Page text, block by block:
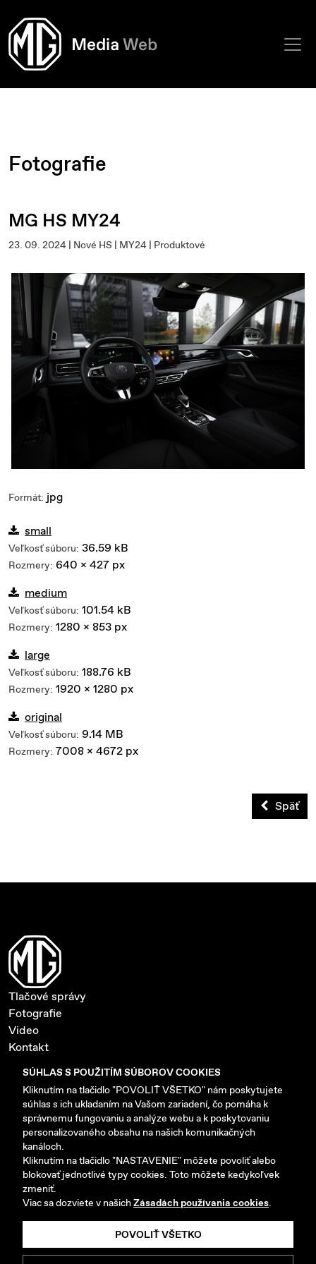
Fotografie
MG HS MY24
23. 09. 2024 | Nové HS | MY24 | Produktové
Formát: jpg
small
Veľkosť súboru: 36.59 kB
Rozmery: 640 x 427 px
medium
Veľkosť súboru: 101.54 kB
Rozmery: 1280 x 853 px
large
Veľkosť súboru: 188.76 kB
Rozmery: 1920 x 1280 px
original
Veľkosť súboru: 9.14 MB
Rozmery: 7008 x 4672 px
Späť
Tlačové správy
Fotografie
Video
Kontakt
Ochrana súkromia a cookies
Nastavenie cookies
www.mgmotor-slovakia.sk
Copyright © 2026 AB MOTORS SK s.r.o. Všetky práva
vyhradené.
Picabo.cz, a.s.
SÚHLAS S POUŽITÍM SÚBOROV COOKIES
Kliknutím na tlačidlo "POVOLIŤ VŠETKO" nám poskytujete
súhlas s ich ukladaním na Vašom zariadení, čo pomáha k
správnemu fungovaniu a analýze webu a k poskytovaniu
personalizovaného obsahu na našich komunikačných
kanáloch.
Kliknutím na tlačidlo "NASTAVENIE" môžete povoliť alebo
blokovať jednotlivé typy cookies. Toto môžete kedykoľvek
zmeniť.
Viac sa dozviete v našichZásadách používania cookies.
POVOLIŤ VŠETKO